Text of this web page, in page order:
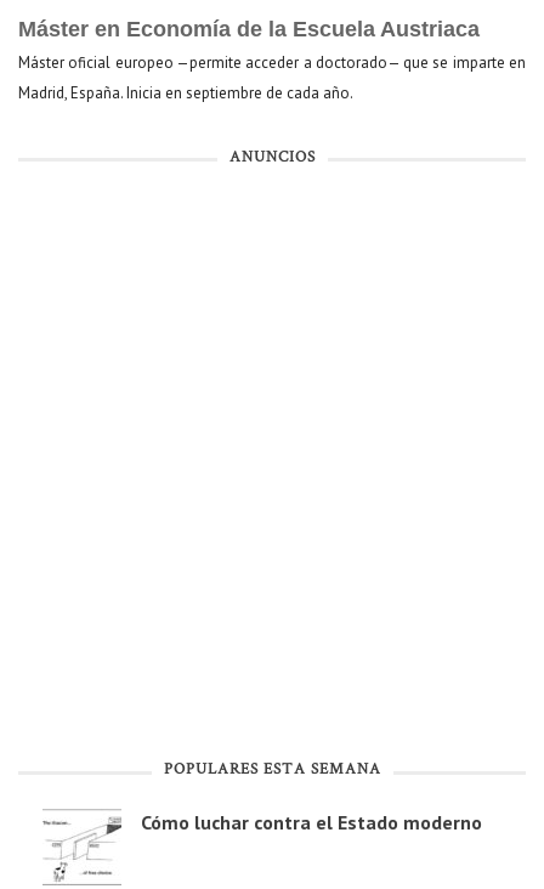
Máster en Economía de la Escuela Austriaca
Máster oficial europeo —permite acceder a doctorado— que se imparte en
Madrid, España. Inicia en septiembre de cada año.
ANUNCIOS
POPULARES ESTA SEMANA
Cómo luchar contra el Estado moderno